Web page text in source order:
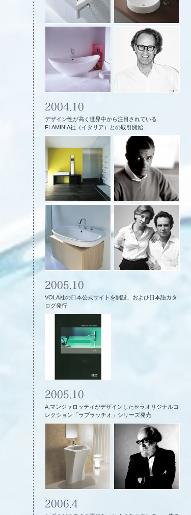
2004.10
デザイン性が高く世界中から注目されている
FLAMINIA社（イタリア）との取引開始
2005.10
VOLA社の日本公式サイトを開設、および日本語カタ
ログ発行
2005.10
A.マンジャロッティがデザインしたセラオリジナルコ
レクション「ラブラッチオ」シリーズ発売
2006.4